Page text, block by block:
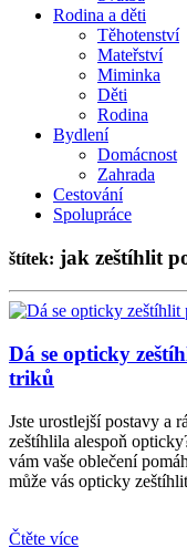
Rodina a děti
Těhotenství
Mateřství
Miminka
Děti
Rodina
Bydlení
Domácnost
Zahrada
Cestování
Spolupráce
štítek: jak zeštíhlit
Dá se opticky
triků
Jste urostlejší postavy a
zeštíhlila alespoň
vám vaše oblečení
může vás opticky
Čtěte více